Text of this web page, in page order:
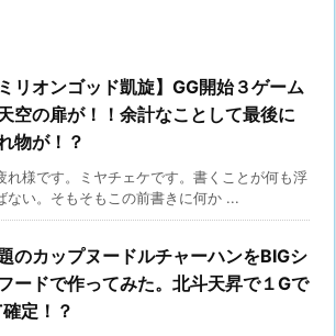
ミリオンゴッド凱旋】GG開始３ゲーム
空の扉が！！余計なことして最後に
物が！？
れ様です。ミヤチェケです。書くことが何も浮
ない。そもそもこの前書きに何か ...
のカップヌードルチャーハンをBIGシ
ードで作ってみた。北斗天昇で１Gで
定！？